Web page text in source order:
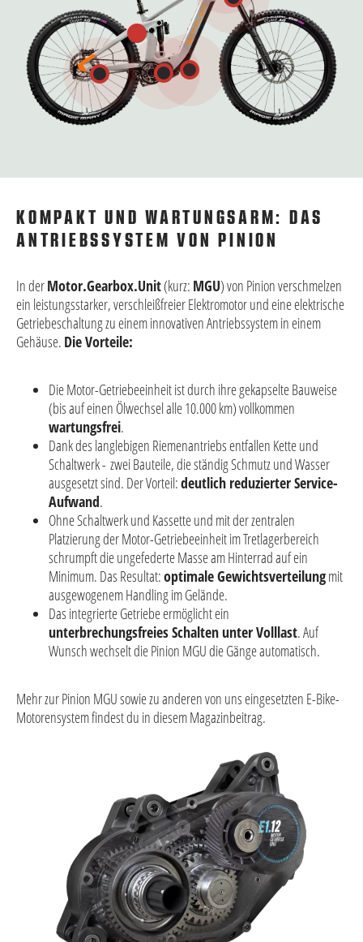
KOMPAKT UND WARTUNGSARM: DAS
ANTRIEBSSYSTEM VON PINION
In derMotor.Gearbox.Unit(kurz: MGU) von Pinion verschmelzen
ein leistungsstarker, verschleißfreier Elektromotor und eine elektrische
Getriebeschaltung zu einem innovativen Antriebssystem in einem
Gehäuse. Die Vorteile:
Die Motor-Getriebeeinheit ist durch ihre gekapselte Bauweise
(bis auf einen Ölwechsel alle 10.000 km) vollkommen
wartungsfrei.
Dank des langlebigen Riemenantriebs entfallen Kette und
Schaltwerk - zwei Bauteile, die ständig Schmutz und Wasser
ausgesetzt sind. Der Vorteil:deutlich reduzierter Service-
Aufwand.
Ohne Schaltwerk und Kassette und mit der zentralen
Platzierung der Motor-Getriebeeinheit im Tretlagerbereich
schrumpft die ungefederte Masse am Hinterrad auf ein
Minimum. Das Resultat:optimale Gewichtsverteilungmit
ausgewogenem Handling im Gelände.
Das integrierte Getriebe ermöglicht ein
unterbrechungsfreies Schalten unter Volllast. Auf
Wunsch wechselt die Pinion MGU die Gänge automatisch.
Mehr zur Pinion MGU sowie zu anderen von uns eingesetzten E-Bike-
Motorensystem findest du in diesem Magazinbeitrag.